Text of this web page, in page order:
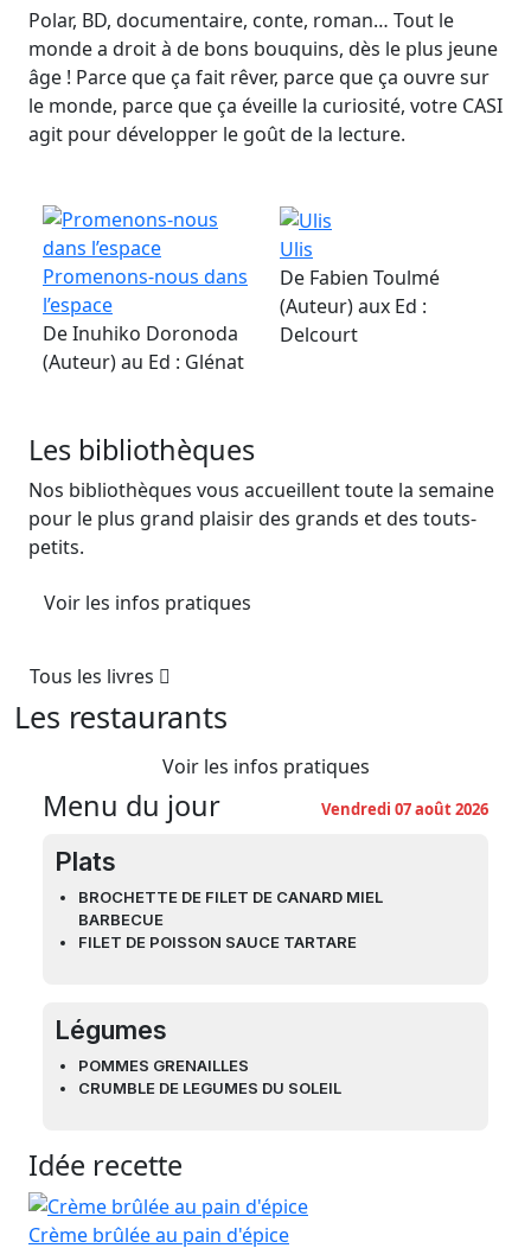
Polar, BD, documentaire, conte, roman… Tout le
monde a droit à de bons bouquins, dès le plus jeune
âge ! Parce que ça fait rêver, parce que ça ouvre sur
le monde, parce que ça éveille la curiosité, votre CASI
agit pour développer le goût de la lecture.
Promenons-nous dans
l’espace
De Inuhiko Doronoda
(Auteur) au Ed : Glénat
Ulis
De Fabien Toulmé
(Auteur) aux Ed :
Delcourt
Les bibliothèques
Nos bibliothèques vous accueillent toute la semaine
pour le plus grand plaisir des grands et des touts-
petits.
Voir les infos pratiques
Tous les livres
Les restaurants
Voir les infos pratiques
Menu du jour Vendredi 07 août 2026
Plats
BROCHETTE DE FILET DE CANARD MIEL
BARBECUE
FILET DE POISSON SAUCE TARTARE
Légumes
POMMES GRENAILLES
CRUMBLE DE LEGUMES DU SOLEIL
Idée recette
Crème brûlée au pain d'épice